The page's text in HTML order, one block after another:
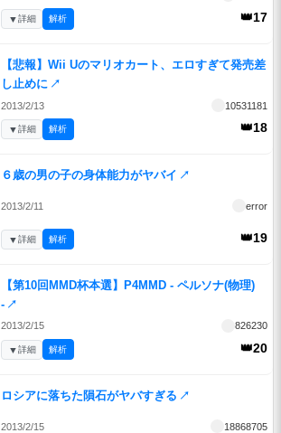
👑17
▼詳細 解析
【悲報】Wii Uのマリオカート、エロすぎて発売差
し止めに ↗
2013/2/13 10531181
👑18
▼詳細 解析
６歳の男の子の身体能力がヤバイ ↗
2013/2/11 error
👑19
▼詳細 解析
【第10回MMD杯本選】P4MMD - ペルソナ(物理)
- ↗
2013/2/15 826230
👑20
▼詳細 解析
ロシアに落ちた隕石がヤバすぎる ↗
2013/2/15 18868705